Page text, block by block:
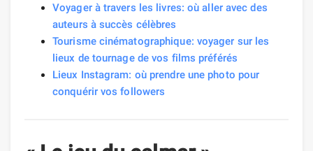
Voyager à travers les livres: où aller avec des
auteurs à succès célèbres
Tourisme cinématographique: voyager sur les
lieux de tournage de vos films préférés
Lieux Instagram: où prendre une photo pour
conquérir vos followers